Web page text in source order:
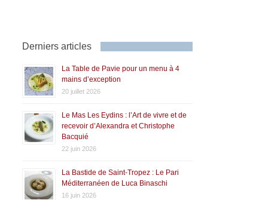
Derniers articles
La Table de Pavie pour un menu à 4
mains d’exception
20 juillet 2026
Le Mas Les Eydins : l’Art de vivre et de
recevoir d’Alexandra et Christophe
Bacquié
22 juin 2026
La Bastide de Saint-Tropez : Le Pari
Méditerranéen de Luca Binaschi
16 juin 2026